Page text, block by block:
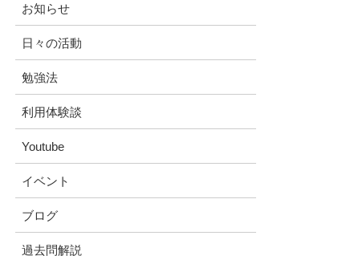
お知らせ
日々の活動
勉強法
利用体験談
Youtube
イベント
ブログ
過去問解説